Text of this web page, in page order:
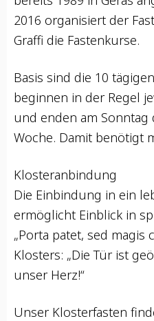
2016 orga­ni­siert der
Graf­fi die Fastenkurse.
Basis sind die 10
begin­nen in der Regel
und enden am
Woche. Damit benö­tigt
Klos­ter­an­bin­dung
Die Ein­bin­dung in ein
ermög­licht Ein­blick in
„Por­ta patet, sed magis
Klos­ters: „Die Tür ist
unser Herz!“
Unser Klos­ter­fas­ten